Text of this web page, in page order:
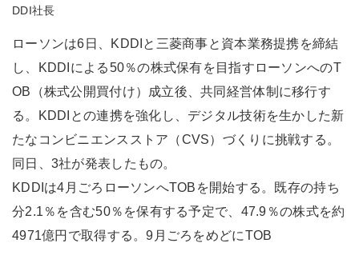
DDI社長
ローソンは6日、KDDIと三菱商事と資本業務提携を締結
し、KDDIによる50％の株式保有を目指すローソンへのT
OB（株式公開買付け）成立後、共同経営体制に移行す
る。KDDIとの連携を強化し、デジタル技術を生かした新
たなコンビニエンスストア（CVS）づくりに挑戦する。
同日、3社が発表したもの。
KDDIは4月ごろローソンへTOBを開始する。既存の持ち
分2.1％を含む50％を保有する予定で、47.9％の株式を約
4971億円で取得する。9月ごろをめどにTOB